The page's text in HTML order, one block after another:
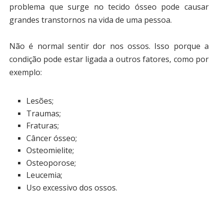
problema que surge no tecido ósseo pode causar
grandes transtornos na vida de uma pessoa.
Não é normal sentir dor nos ossos. Isso porque a
condição pode estar ligada a outros fatores, como por
exemplo:
Lesões;
Traumas;
Fraturas;
Câncer ósseo;
Osteomielite;
Osteoporose;
Leucemia;
Uso excessivo dos ossos.